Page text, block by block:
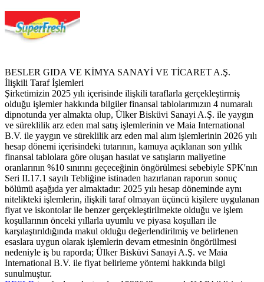
BESLER GIDA VE KİMYA SANAYİ VE TİCARET A.Ş.
İlişkili Taraf İşlemleri
Şirketimizin 2025 yılı içerisinde ilişkili taraflarla gerçekleştirmiş
olduğu işlemler hakkında bilgiler finansal tablolarımızın 4 numaralı
dipnotunda yer almakta olup, Ülker Bisküvi Sanayi A.Ş. ile yaygın
ve süreklilik arz eden mal satış işlemlerinin ve Maia International
B.V. ile yaygın ve süreklilik arz eden mal alım işlemlerinin 2026 yılı
hesap dönemi içerisindeki tutarının, kamuya açıklanan son yıllık
finansal tablolara göre oluşan hasılat ve satışların maliyetine
oranlarının %10 sınırını geçeceğinin öngörülmesi sebebiyle SPK'nın
Seri II.17.1 sayılı Tebliğine istinaden hazırlanan raporun sonuç
bölümü aşağıda yer almaktadır: 2025 yılı hesap döneminde aynı
nitelikteki işlemlerin, ilişkili taraf olmayan üçüncü kişilere uygulanan
fiyat ve iskontolar ile benzer gerçekleştirilmekte olduğu ve işlem
koşullarının önceki yıllarla uyumlu ve piyasa koşulları ile
karşılaştırıldığında makul olduğu değerlendirilmiş ve belirlenen
esaslara uygun olarak işlemlerin devam etmesinin öngörülmesi
nedeniyle iş bu raporda; Ülker Bisküvi Sanayi A.Ş. ve Maia
International B.V. ile fiyat belirleme yöntemi hakkında bilgi
sunulmuştur.